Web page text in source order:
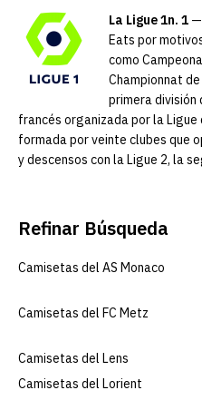
La Ligue 1n. 1​
Eats por
como
Championnat
primera
francés organizada por la
formada por veinte clubes que
y descensos con la Ligue 2, la
Refinar Búsqueda
Camisetas del AS Monaco
Camisetas del FC Metz
Camisetas del Lens
Camisetas del Lorient